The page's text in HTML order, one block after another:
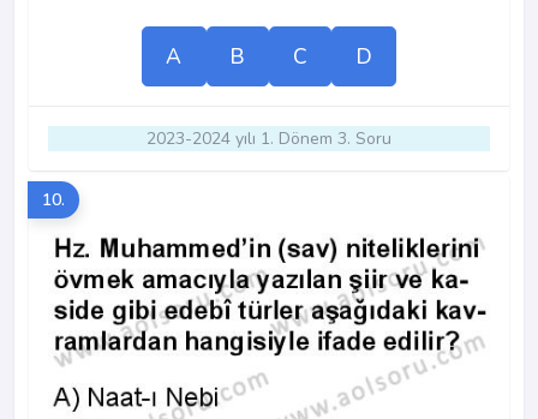
A B C D
2023-2024 yılı 1. Dönem 3. Soru
10.